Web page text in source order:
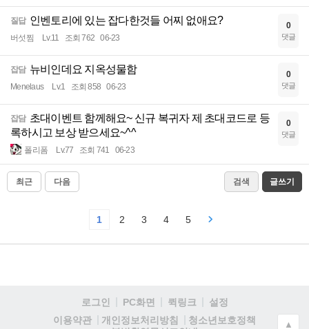
질답 인벤토리에 있는 잡다한것들 어찌 없애요?
버섯찜 Lv.11 조회 762 06-23
0
댓글
잡담 뉴비인데요 지옥성물함
Menelaus Lv.1 조회 858 06-23
0
댓글
잡담 초대이벤트 함께해요~ 신규 복귀자 제 초대코드로 등
록하시고 보상 받으세요~^^
폴리폼 Lv.77 조회 741 06-23
0
댓글
최근 다음 검색 글쓰기
1 2 3 4 5
로그인 PC화면 퀵링크
설정
이용약관
개인정보처리방침
청소년보호정책
▲